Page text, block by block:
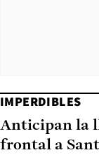
IMPERDIBLES
Anticipan la
frontal a